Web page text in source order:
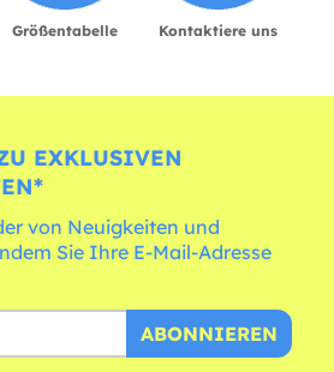
Größentabelle Kontaktiere uns
EXKLUSIVEN
von Neuigkeiten und
Sie Ihre E-Mail-Adresse
ABONNIEREN